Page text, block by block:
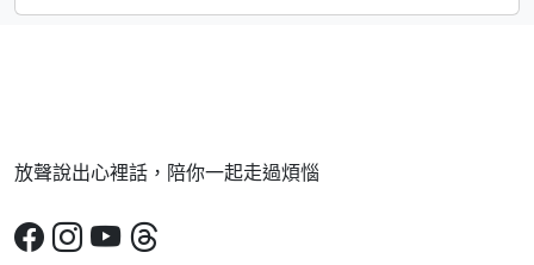
放聲說出心裡話，陪你一起走過煩惱